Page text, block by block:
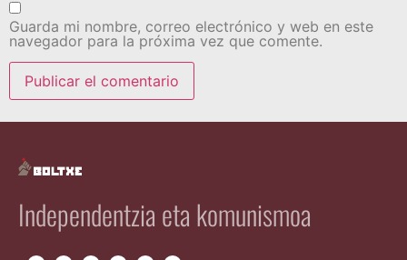
Guarda mi nombre, correo electrónico y web en este
navegador para la próxima vez que comente.
Independentzia eta komunismoa